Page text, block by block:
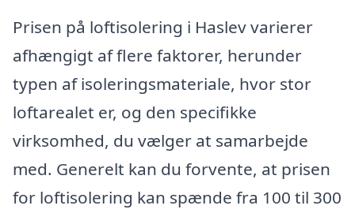
Prisen på loftisolering i Haslev varierer
afhængigt af flere faktorer, herunder
typen af isoleringsmateriale, hvor stor
loftarealet er, og den specifikke
virksomhed, du vælger at samarbejde
med. Generelt kan du forvente, at prisen
for loftisolering kan spænde fra 100 til 300